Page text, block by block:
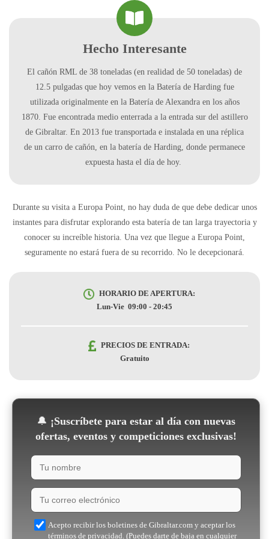
Hecho Interesante
El cañón RML de 38 toneladas (en realidad de 50 toneladas) de
12.5 pulgadas que hoy vemos en la Batería de Harding fue
utilizada originalmente en la Batería de Alexandra en los años
1870. Fue encontrada medio enterrada a la entrada sur del astillero
de Gibraltar. En 2013 fue transportada e instalada en una réplica
de un carro de cañón, en la batería de Harding, donde permanece
expuesta hasta el día de hoy.
Durante su visita a Europa Point, no hay duda de que debe dedicar unos
instantes para disfrutar explorando esta batería de tan larga trayectoria y
conocer su increíble historia. Una vez que llegue a Europa Point,
seguramente no estará fuera de su recorrido. No le decepcionará.
HORARIO DE APERTURA:
Lun-Vie 09:00 - 20:45
PRECIOS DE ENTRADA:
Gratuito
🔔 ¡Suscríbete para estar al día con nuevas
ofertas, eventos y competiciones exclusivas!
Acepto recibir los boletines de Gibraltar.com y aceptar los
términos de privacidad. (Puedes darte de baja en cualquier